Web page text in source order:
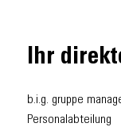
Ihr
b.i.g. gruppe
Personalabteilung